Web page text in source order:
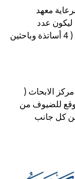
معهد
ليكون عدد
الضيوف المتوقع من كل من مصر وألمانيا ( 4 أساتذة وباحثين
مركز الابحاث (
للضيوف من
من كل جانب